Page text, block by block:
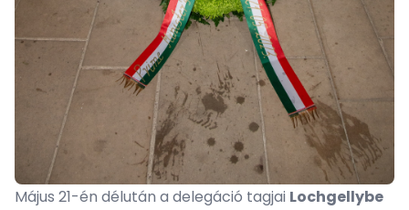
Május 21-én délután a delegáció tagjai Lochgellybe